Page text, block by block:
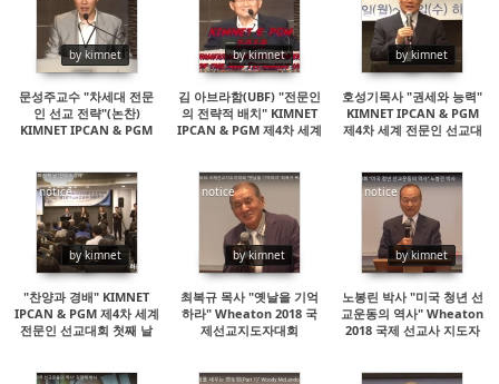
by kimnet
19830
문성주교수 "차세대 전문
인 선교 전략"(논찬)
KIMNET IPCAN & PGM
by kimnet
15215
김 아브라함(UBF) "전문인
의 전략적 배치" KIMNET
IPCAN & PGM 제4차 세계
by kimnet
15916
호성기목사 "권세와 능력"
KIMNET IPCAN & PGM
제4차 세계 전문인 선교대
notice
by kimnet
15279
"찬양과 경배" KIMNET
IPCAN & PGM 제4차 세계
전문인 선교대회 첫째 날
notice
by kimnet
14538
최복규 목사 "옛날을 기억
하라" Wheaton 2018 국
제선교지도자대회
notice
by kimnet
15506
노봉린 박사 "미국 청년 선
교운동의 역사" Wheaton
2018 국제 선교사 지도자